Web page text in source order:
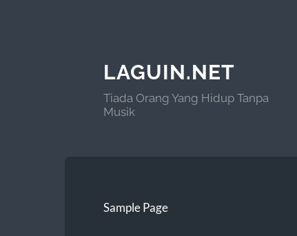
LAGUIN.NET
Tiada Orang Yang Hidup Tanpa
Musik
Sample Page